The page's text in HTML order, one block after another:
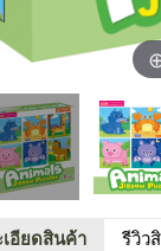
เอียดสินค้า รีวิว